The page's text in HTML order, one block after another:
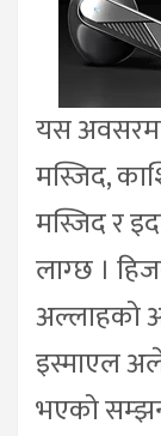
यस अवसरमा
मस्जिद,
मस्जिद र
लाग्छ ।
अल्लाहको
इस्माएल
भएको